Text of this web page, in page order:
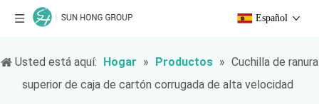
Español
Usted está aquí: Hogar » Productos » Cuchilla de ranura
superior de caja de cartón corrugada de alta velocidad